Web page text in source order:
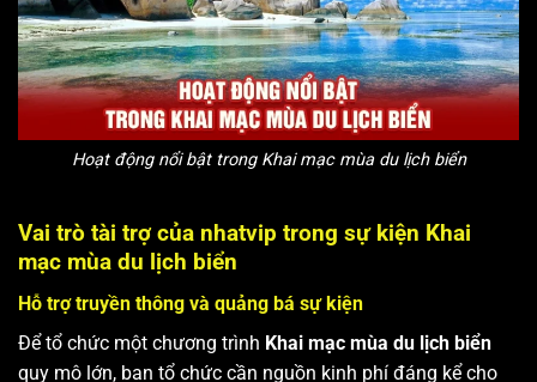
Hoạt động nổi bật trong Khai mạc mùa du lịch biển
Vai trò tài trợ của nhatvip trong sự kiện Khai
mạc mùa du lịch biển
Hỗ trợ truyền thông và quảng bá sự kiện
Để tổ chức một chương trình Khai mạc mùa du lịch biển
quy mô lớn, ban tổ chức cần nguồn kinh phí đáng kể cho